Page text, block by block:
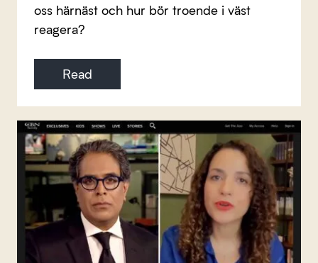
oss härnäst och hur bör troende i väst
reagera?
Read